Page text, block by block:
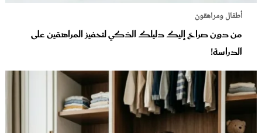
أطفال ومراهقون
من دون صراخ إليك دليلك الذكي لتحفيز المراهقين على
الدراسة!